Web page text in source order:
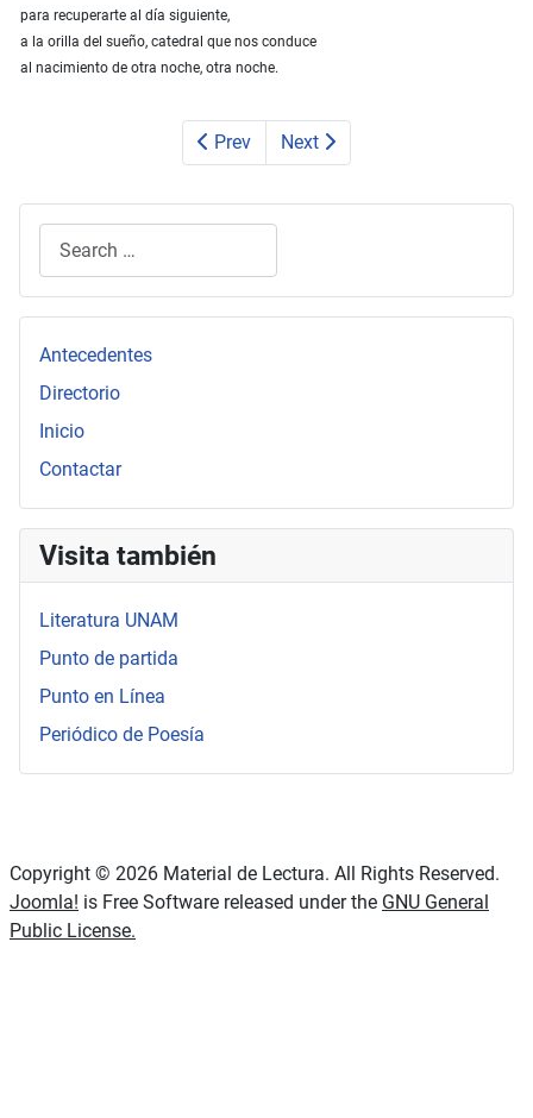
para recuperarte al día siguiente,
a la orilla del sueño, catedral que nos conduce
al nacimiento de otra noche, otra noche.
Prev Next
Antecedentes
Directorio
Inicio
Contactar
Visita también
Literatura UNAM
Punto de partida
Punto en Línea
Periódico de Poesía
Copyright © 2026 Material de Lectura. All Rights Reserved.
Joomla! is Free Software released under the GNU General
Public License.